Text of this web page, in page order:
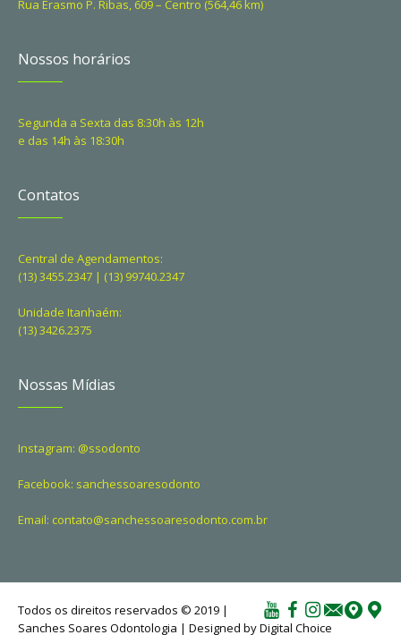
Rua Erasmo P. Ribas, 609 – Centro (564,46 km)
Nossos horários
Segunda a Sexta das 8:30h às 12h
e das 14h às 18:30h
Contatos
Central de Agendamentos:
(13) 3455.2347 | (13) 99740.2347
Unidade Itanhaém:
(13) 3426.2375
Nossas Mídias
Instagram: @ssodonto
Facebook: sanchessoaresodonto
Email: contato@sanchessoaresodonto.com.br
Todos os direitos reservados © 2019 |
Sanches Soares Odontologia | Designed by Digital Choice